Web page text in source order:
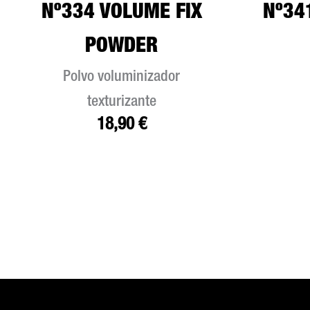
Nº334 VOLUME FIX
POWDER
Polvo voluminizador
texturizante
18,90 €